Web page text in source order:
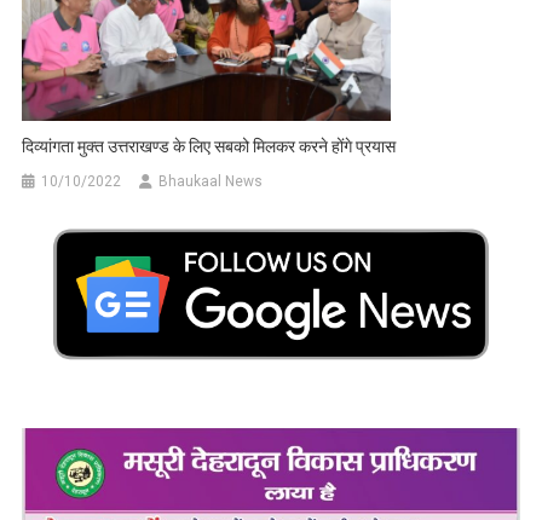
दिव्यांगता मुक्त उत्तराखण्ड के लिए सबको मिलकर करने होंगे प्रयास
10/10/2022 Bhaukaal News